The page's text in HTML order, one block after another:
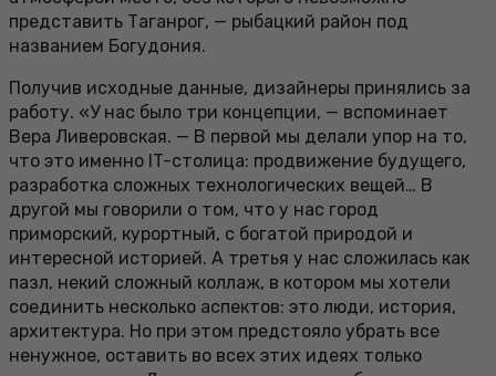
представить Таганрог, — рыбацкий район под
названием Богудония.
Получив исходные данные, дизайнеры принялись за
работу. «У нас было три концепции, — вспоминает
Вера Ливеровская. — В первой мы делали упор на то,
что это именно IT-столица: продвижение будущего,
разработка сложных технологических вещей… В
другой мы говорили о том, что у нас город
приморский, курортный, с богатой природой и
интересной историей. А третья у нас сложилась как
пазл, некий сложный коллаж, в котором мы хотели
соединить несколько аспектов: это люди, история,
архитектура. Но при этом предстояло убрать все
ненужное, оставить во всех этих идеях только